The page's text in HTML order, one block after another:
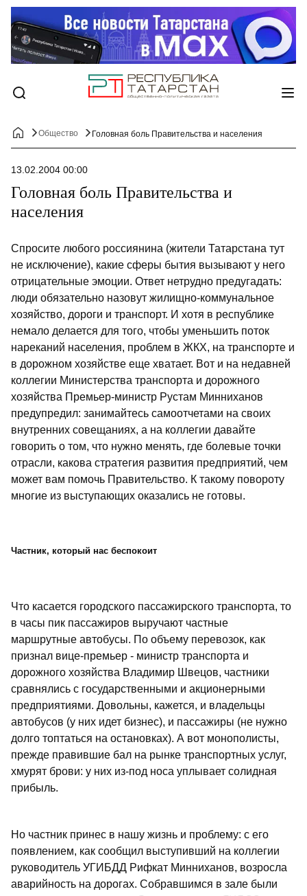
Общество Головная боль Правительства и населения
13.02.2004 00:00
Головная боль Правительства и
населения
Спросите любого россиянина (жители Татарстана тут
не исключение), какие сферы бытия вызывают у него
отрицательные эмоции. Ответ нетрудно предугадать:
люди обязательно назовут жилищно-коммунальное
хозяйство, дороги и транспорт. И хотя в республике
немало делается для того, чтобы уменьшить поток
нареканий населения, проблем в ЖКХ, на транспорте и
в дорожном хозяйстве еще хватает. Вот и на недавней
коллегии Министерства транспорта и дорожного
хозяйства Премьер-министр Рустам Минниханов
предупредил: занимайтесь самоотчетами на своих
внутренних совещаниях, а на коллегии давайте
говорить о том, что нужно менять, где болевые точки
отрасли, какова стратегия развития предприятий, чем
может вам помочь Правительство. К такому повороту
многие из выступающих оказались не готовы.
Частник, который нас беспокоит
Что касается городского пассажирского транспорта, то
в часы пик пассажиров выручают частные
маршрутные автобусы. По объему перевозок, как
признал вице-премьер - министр транспорта и
дорожного хозяйства Владимир Швецов, частники
сравнялись с государственными и акционерными
предприятиями. Довольны, кажется, и владельцы
автобусов (у них идет бизнес), и пассажиры (не нужно
долго топтаться на остановках). А вот монополисты,
прежде правившие бал на рынке транспортных услуг,
хмурят брови: у них из-под носа уплывает солидная
прибыль.
Но частник принес в нашу жизнь и проблему: с его
появлением, как сообщил выступивший на коллегии
руководитель УГИБДД Рифкат Минниханов, возросла
аварийность на дорогах. Собравшимся в зале были